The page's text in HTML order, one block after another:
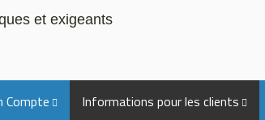
et exigeants
Compte Informations pour les clients